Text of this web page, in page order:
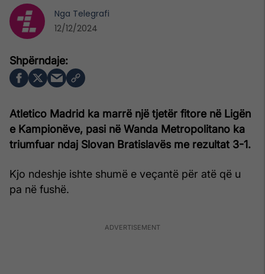
Atletico Madrid ka marrë një tjetër fitore në Ligën
e Kampionëve, pasi në Wanda Metropolitano ka
triumfuar ndaj Slovan Bratislavës me rezultat 3-1.
Kjo ndeshje ishte shumë e veçantë për atë që u
pa në fushë.
Nga Telegrafi
12/12/2024